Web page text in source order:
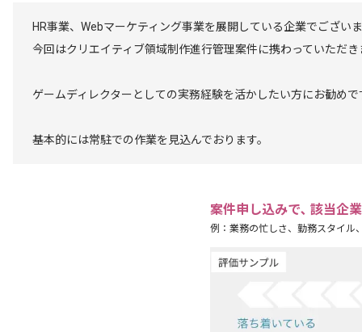
HR事業、Webマーケティング事業を展開している企業でござい
今回はクリエイティブ領域制作進行管理案件に携わっていただき
ゲームディレクターとしての実務経験を活かしたい方にお勧めで
基本的には常駐での作業を見込んでおります。
案件申し込みで､ 該当企
例：業務の忙しさ、勤務スタイル